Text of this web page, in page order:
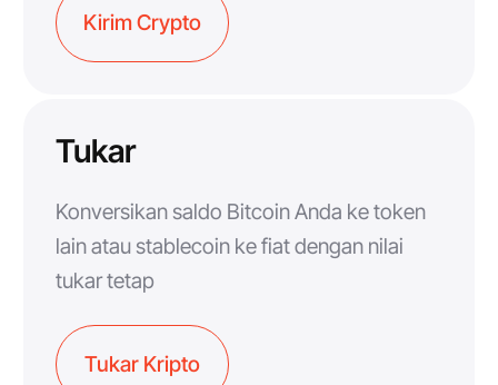
Kirim Crypto
Tukar
Konversikan saldo Bitcoin Anda ke token
lain atau stablecoin ke fiat dengan nilai
tukar tetap
Tukar Kripto